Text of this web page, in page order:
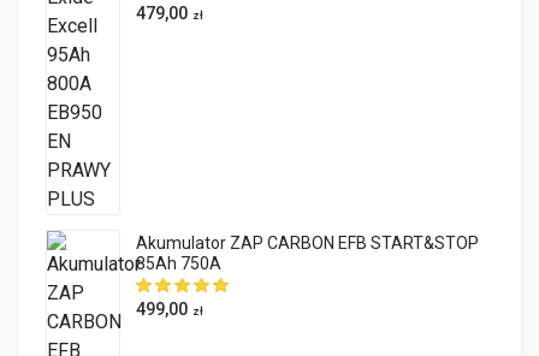
479,00 zł
Akumulator ZAP CARBON EFB START&STOP
85Ah 750A
499,00 zł